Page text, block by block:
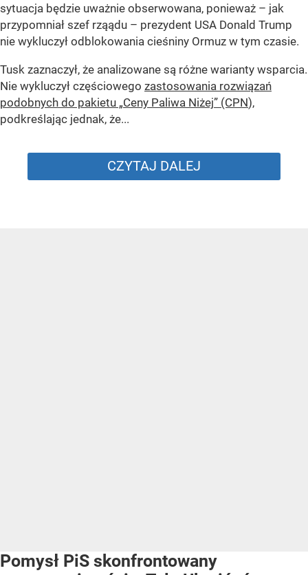
sytuacja będzie uważnie obserwowana, ponieważ – jak
przypomniał szef rząądu – prezydent USA Donald Trump
nie wykluczył odblokowania cieśniny Ormuz w tym czasie.
Tusk zaznaczył, że analizowane są różne warianty wsparcia.
Nie wykluczył częściowego zastosowania rozwiązań
podobnych do pakietu „Ceny Paliwa Niżej” (CPN),
podkreślając jednak, że...
CZYTAJ DALEJ
Pomysł PiS skonfrontowany